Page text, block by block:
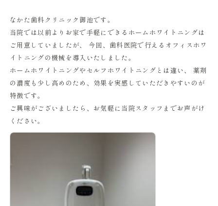
なかた歯科クリニック御池です。
当院では以前よりお家で手軽にできるホームホワイトニングは
ご用意していましたが、 今回、歯科医院で行えるオフィスホワ
イトニングの機械を導入いたしました。
ホームホワイトニングやセルフホワイトニングとは違い、 薬剤
の濃度も少し高めのため、効果を実感していただきやすいのが
特徴です。
ご興味がございましたら、お気軽に当院スタッフまでお声がけ
ください。